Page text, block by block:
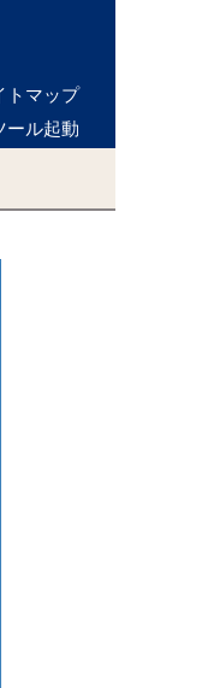
トマップ
ール起動